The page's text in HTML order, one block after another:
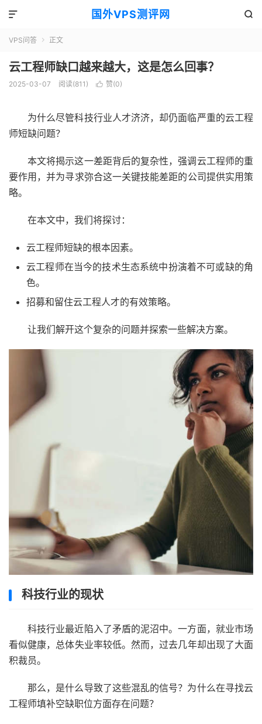
国外VPS测评网 

VPS问答  正文
云工程师缺口越来越大，这是怎么回事？
2025-03-07 阅读(811)  赞(0)
为什么尽管科技行业人才济济，却仍面临严重的云工程
师短缺问题？
本文将揭示这一差距背后的复杂性，强调云工程师的重
要作用，并为寻求弥合这一关键技能差距的公司提供实用策
略。
在本文中，我们将探讨：
云工程师短缺的根本因素。
云工程师在当今的技术生态系统中扮演着不可或缺的角
色。
招募和留住云工程人才的有效策略。
让我们解开这个复杂的问题并探索一些解决方案。
科技行业的现状
科技行业最近陷入了矛盾的泥沼中。一方面，就业市场
看似健康，总体失业率较低。然而，过去几年却出现了大面
积裁员。
那么，是什么导致了这些混乱的信号？为什么在寻找云
工程师填补空缺职位方面存在问题？